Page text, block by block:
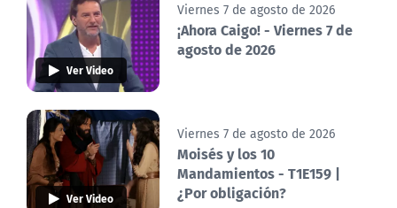
Ver Video
Viernes 7 de agosto de 2026
¡Ahora Caigo! - Viernes 7 de
agosto de 2026
Ver Video
Viernes 7 de agosto de 2026
Moisés y los 10
Mandamientos - T1E159 |
¿Por obligación?